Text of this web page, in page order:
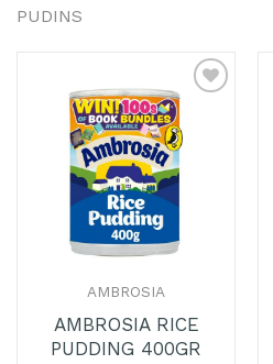
PUDINS
Adicionar
aos
Favoritos
AMBROSIA
AMBROSIA RICE
PUDDING 400GR